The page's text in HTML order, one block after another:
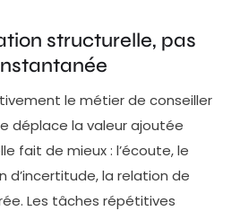
structurelle, pas
le métier de conseiller
déplace la valeur ajoutée
fait de mieux : l’écoute, le
d’incertitude, la relation de
Les tâches répétitives